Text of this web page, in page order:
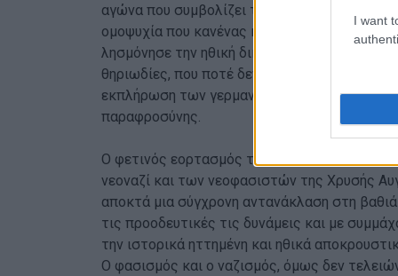
I want
αγώνα που συμβολίζει την εθνική ενότητα
ομοψυχία που κανένας και τίποτα δεν
λησμόνησε την ηθική δικαίωση των θυμάτων
θηριωδίες, που ποτέ δεν σταμάτησε να
εκπλήρωση των γερμανικών επανορθώσεων
παραφροσύνης.
Ο φετινός εορτασμός της εθνικής μας
νεοναζί και των νεοφασιστών της Χρυσής
αποκτά μια σύγχρονη αντανάκλαση στη βαθιά
τις προοδευτικές τις δυνάμεις και με
την ιστορικά ηττημένη και ηθικά
Ο φασισμός και ο ναζισμός, όμως δεν